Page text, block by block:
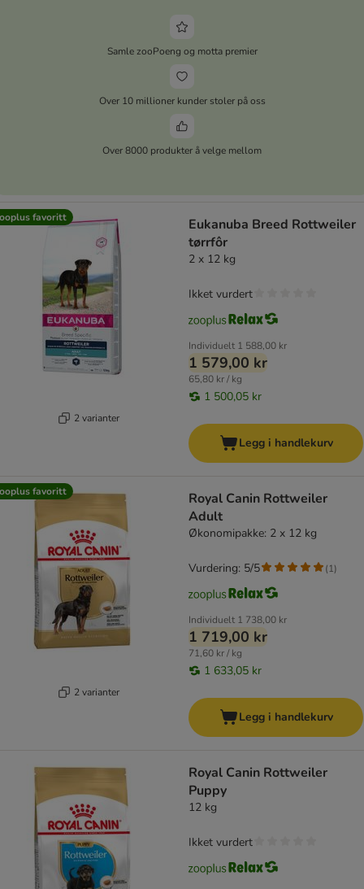
Samle zooPoeng og motta premier
Over 10 millioner kunder stoler på oss
Over 8000 produkter å velge mellom
favoritt
2 varianter
Eukanuba Breed Rottweiler
tørrfôr
2 x 12 kg
Individuelt 1 588,00 kr
1 579,00 kr
65,80 kr / kg
1 500,05 kr
Ikket vurdert
Legg i handlekurv
favoritt
2 varianter
Royal Canin Rottweiler
Adult
Økonomipakke: 2 x 12 kg
Individuelt 1 738,00 kr
1 719,00 kr
71,60 kr / kg
1 633,05 kr
Vurdering: 5/5 (1)
Legg i handlekurv
Royal Canin Rottweiler
Puppy
12 kg
Ikket vurdert